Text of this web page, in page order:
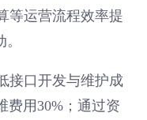
等运营流程效率提
接口开发与维护成
费用30%；通过资